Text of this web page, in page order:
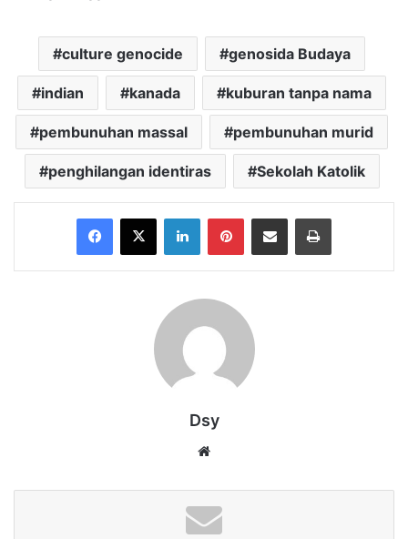
culture genocide genosida Budaya
indian kanada kuburan tanpa nama
pembunuhan massal pembunuhan murid
penghilangan identiras Sekolah Katolik
Facebook
X LinkedInPinterestShare via Email Print
Dsy